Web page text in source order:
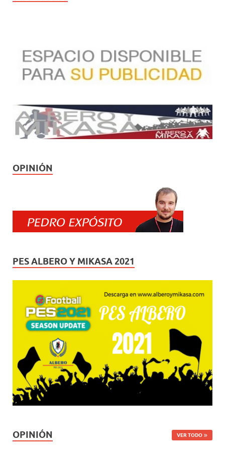
OPINIÓN
PES ALBERO Y MIKASA 2021
OPINIÓN VER TODO